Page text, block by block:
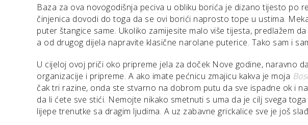
Baza za ova novogodišnja peciva u obliku borića je dizano tijesto po
činjenica dovodi do toga da se ovi borići naprosto tope u ustima.
puter štangice same. Ukoliko zamijesite malo više tijesta, predlažem
a od drugog dijela napravite klasične narolane puterice. Tako sam i
U cijeloj ovoj priči oko pripreme jela za doček Nove godine, naravno
organizacije i pripreme. A ako imate pećnicu zmajicu kakva je moja
čak tri razine, onda ste stvarno na dobrom putu da sve ispadne ok i
da li ćete sve stići. Nemojte nikako smetnuti s uma da je cilj svega
lijepe trenutke sa dragim ljudima. A uz zabavne grickalice sve je još